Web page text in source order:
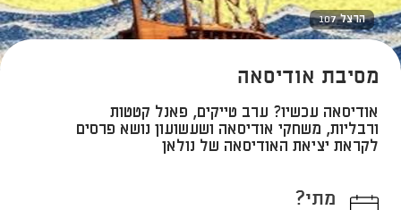
הרצל 107
מסיבת אודיסאה
אודיסאה עכשיו? ערב טייקים, פאנל קטטות
ורבליות, משחקי אודיסאה ושעשועון נושא פרסים
לקראת יציאת האודיסאה של נולאן
מתי?